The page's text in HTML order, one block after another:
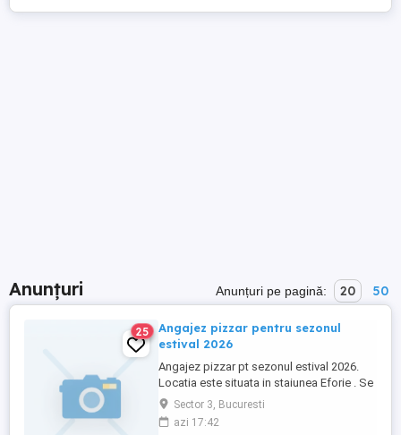
Anunțuri Anunțuri pe pagină: 20 50
25
Angajez pizzar pentru sezonul
estival 2026
Angajez pizzar pt sezonul estival 2026.
Locatia este situata in staiunea Eforie . Se
ofera cazare si 2 mese zi.
Sector 3, Bucuresti
azi 17:42